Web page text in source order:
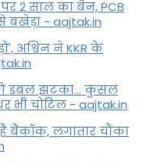
2 साल का बैन, PCB
बखेड़ा - aajtak.in
अश्विन ने KKR के
डबल झटका... कुसल
भी चोटिल - aajtak.in
बैंकॉक, लगातार चौंका